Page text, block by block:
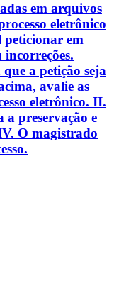
em arquivos
eletrônico
peticionar em
a petição seja
avalie as
eletrônico. II.
a preservação e
O magistrado